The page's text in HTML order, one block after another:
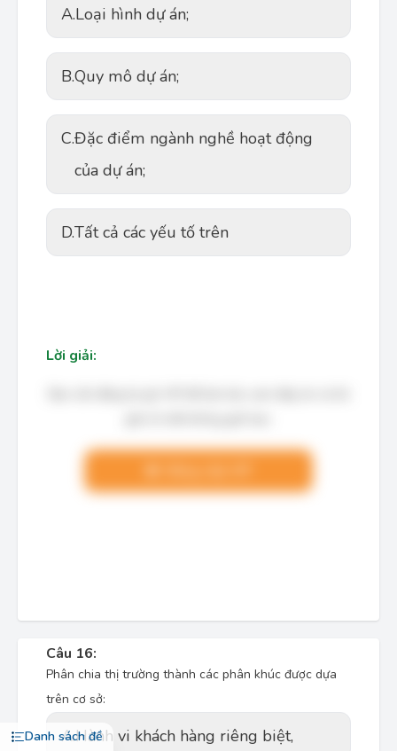
Danh sách đề
A.Loại hình dự án;
B.Quy mô dự án;
C.Đặc điểm ngành nghề hoạt động
của dự án;
D.Tất cả các yếu tố trên
Lời giải:
Câu 16:
Phân chia thị trường thành các phân khúc được dựa
trên cơ sở:
A.Hành vi khách hàng riêng biệt,